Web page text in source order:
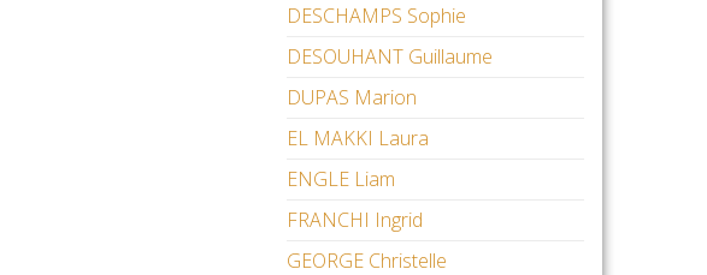
DESCHAMPS Sophie
DESOUHANT Guillaume
DUPAS Marion
EL MAKKI Laura
ENGLE Liam
FRANCHI Ingrid
GEORGE Christelle